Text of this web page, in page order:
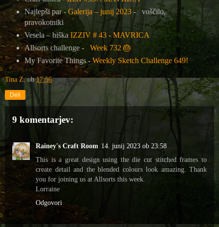
Najlepši par -Galerija – junij 2023- voščilo,
pravokotniki
Vesela – hiška IZZIV # 43 - MAVRICA
Allsorts challenge -
Week 732 🎂
My Favorite Things - Weekly Sketch Challenge 649!
Tina Z. ob17:56
Deli
9 komentarjev:
Rainey's Craft Room 14. junij 2023 ob 23:58
This is a great design using the die cut stitched frames to
create detail and the blended colours look amazing. Thank
you for joining us at Allsorts this week.
Lorraine
Odgovori